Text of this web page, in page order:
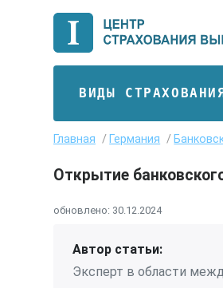
ВИДЫ
Главная Германия
Открытие
обновлено: 30.12.2024
Автор статьи:
Эксперт в области